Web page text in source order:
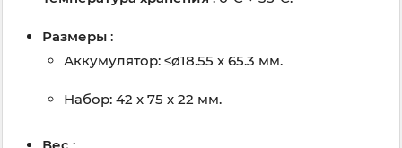
Размеры :
Аккумулятор: ≤ø18.55 х 65.3 мм.
Набор: 42 х 75 х 22 мм.